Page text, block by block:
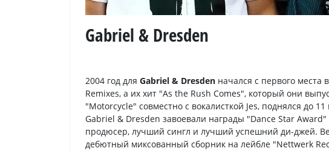
Gabriel & Dresden
2004 год для Gabriel & Dresden начался с первого места
Remixes, а их хит "As the Rush Comes", который они
"Motorcycle" совместно с вокалисткой Jes, поднялся до
Gabriel & Dresden завоевали награды "Dance Star
продюсер, лучший сингл и лучший успешний ди-джей.
дебютный миксованный сборник на лейбле "Nettwerk